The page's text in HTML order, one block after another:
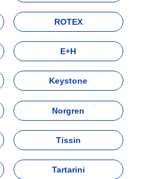
ROTEX
E+H
Keystone
Norgren
Tissin
Tartarini